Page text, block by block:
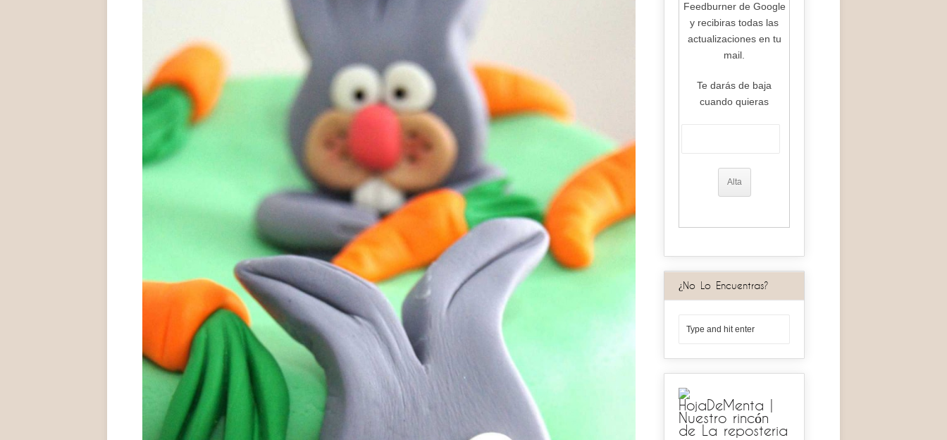
Feedburner de Google
y recibiras todas las
actualizaciones en tu
mail.
Te darás de baja
cuando quieras
¿No Lo Encuentras?
HojaDeMenta |
Nuestro rincón
de La reposteria